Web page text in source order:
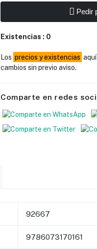
Pedir
Existencias : 0
Los precios y existencias
cambios sin previo aviso.
Comparte en redes
92667
9786073170161